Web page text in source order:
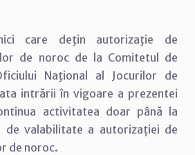
care deţin autorizaţie de
de noroc de la Comitetul de
Naţional al Jocurilor de
intrării în vigoare a prezentei
activitatea doar până la
de valabilitate a autorizației de
de noroc.